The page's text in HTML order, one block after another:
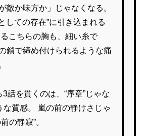
敵か味方か」じゃなくなる。
しての存在”に引き込まれる
こちらの胸も、細い糸で
で締め付けられるような痛
話を貫くのは、“序章”じゃな
な質感。 嵐の前の静けさじゃ
の静寂”。